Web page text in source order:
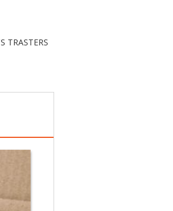
TRASTERS